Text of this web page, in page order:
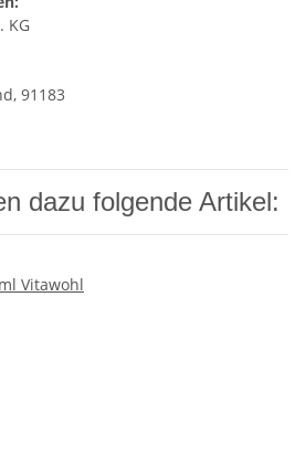
KG
91183
dazu folgende Artikel: